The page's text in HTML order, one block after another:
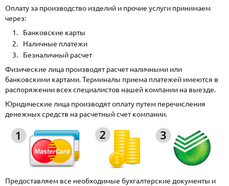
Оплату за производство изделий и прочие услуги принимаем
через:
Банковские карты
Наличные платежи
Безналичный расчет
Физические лица производят расчет наличными или
банковскими картами. Терминалы приема платежей имеются в
распоряжении всех специалистов нашей компании на выезде.
Юридические лица производят оплату путем перечисления
денежных средств на расчетный счет компании.
Предоставляем все необходимые бухгалтерские документы и